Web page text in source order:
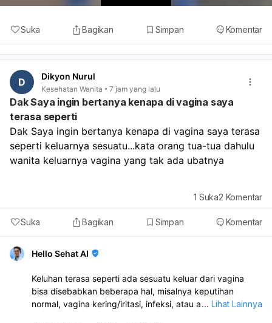
Suka Bagikan Simpan Komentar
D Dikyon Nurul
Kesehatan Wanita 7 jam yang lalu
Dak Saya ingin bertanya kenapa di vagina saya
terasa seperti
Dak Saya ingin bertanya kenapa di vagina saya terasa
seperti keluarnya sesuatu...kata orang tua-tua dahulu
wanita keluarnya vagina yang tak ada ubatnya
Suka Bagikan Simpan Komentar
1 Suka2 Komentar
Hello Sehat AI
Keluhan terasa seperti ada sesuatu keluar dari vagina
bisa disebabkan beberapa hal, misalnya keputihan
normal, vagina kering/iritasi, infeksi, atau ada
... Lihat Lainnya